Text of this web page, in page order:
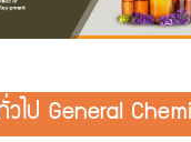
วไป General